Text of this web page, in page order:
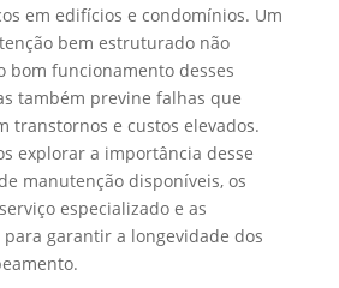
em edifícios e condomínios. Um
bem estruturado não
bom funcionamento desses
também previne falhas que
transtornos e custos elevados.
explorar a importância desse
manutenção disponíveis, os
especializado e as
garantir a longevidade dos